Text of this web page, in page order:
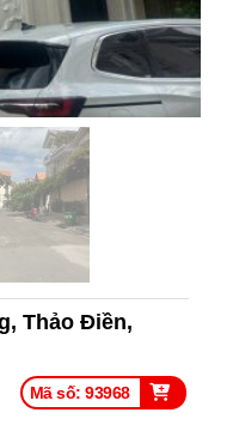
Thảo Điền,
Mã số: 93968